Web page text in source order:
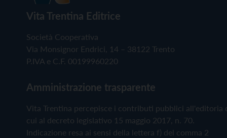
Vita Trentina Editrice
Società Cooperativa
Via Monsignor Endrici, 14 – 38122 Trento
P.IVA e C.F. 00199960220
Amministrazione trasparente
Vita Trentina percepisce i contributi pubblici all'editoria
cui al decreto legislativo 15 maggio 2017, n. 70.
Indicazione resa ai sensi della lettera f) del comma 2